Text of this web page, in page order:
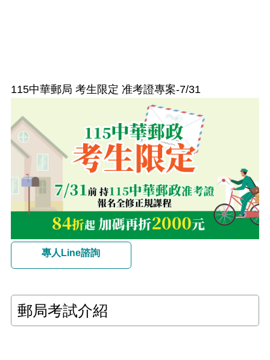
115中華郵局 考生限定 准考證專案-7/31
專人Line諮詢
郵局考試介紹